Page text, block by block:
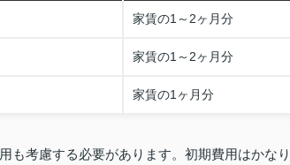
家賃の1～2ヶ月分
家賃の1～2ヶ月分
家賃の1ヶ月分
も考慮する必要があります。初期費用はかなり